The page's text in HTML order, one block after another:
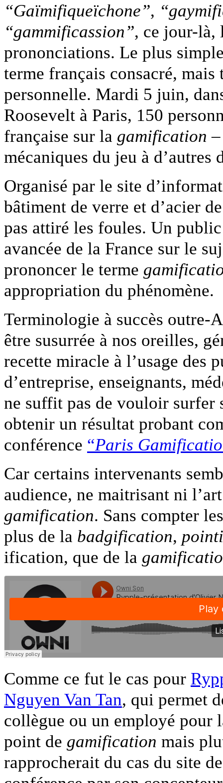
“Gaïmifiqueïchone”,
“gammificassion”, ce jour-là,
prononciations. Le plus
terme français consacré,
personnelle. Mardi 5 juin,
Roosevelt à Paris, 150
française sur la gamification
mécaniques du jeu à d’autres
Organisé par le site
bâtiment de verre et d’acier
pas attiré les foules. Un
avancée de la France sur le
prononcer le terme
appropriation du phénomène.
Terminologie à succès outre-
être susurrée à nos oreilles,
recette miracle à l’usage des
d’entreprise, enseignants,
ne suffit pas de vouloir surfer
obtenir un résultat probant
conférence “Paris
Car certains intervenants
audience, ne maitrisant ni
gamification. Sans compter
plus de la badgification,
ification, que de la
Comme ce fut le cas pour
Nguyen Van Tan, qui permet
collègue ou un employé
point de gamification mais
rapprocherait du cas du site